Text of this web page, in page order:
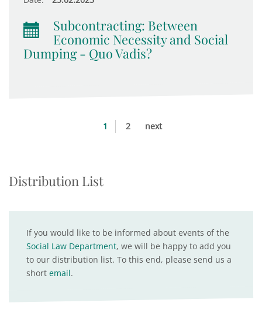
Subcontracting: Between
Economic Necessity and Social
Dumping - Quo Vadis?
1 2 next
Distribution List
If you would like to be informed about events of the
Social Law Department, we will be happy to add you
to our distribution list. To this end, please send us a
short email.